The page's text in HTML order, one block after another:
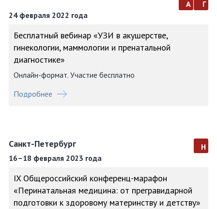
24 февраля 2022 года
а г
Бесплатный вебинар «УЗИ в акушерстве,
гинекологии, маммологии и пренатальной
диагностике»
Онлайн-формат. Участие бесплатно
Подробнее
Санкт-Петербург
16–18 февраля 2023 года
н
IX Общероссийский конференц-марафон
«Перинатальная медицина: от прегравидарной
подготовки к здоровому материнству и детству»